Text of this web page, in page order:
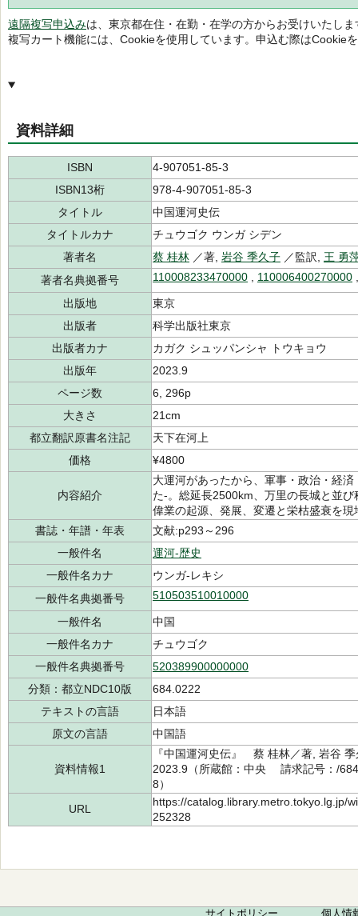
遠隔複写申込みは、東京都在住・在勤・在学の方からお受けいたしま
複写カート機能には、Cookieを使用しています。申込む際はCookie
資料詳細
ISBN
4-907051-85-3
ISBN13桁
978-4-907051-85-3
タイトル
中国運河史伝
タイトルカナ
チュウゴク ウンガ シデン
著者名
蔡 桂林 ／著, 岩谷 季久子 ／監訳, 王 勇
著者名典拠番号
110008233470000 110006400270000
出版地
東京
出版者
科学出版社東京
出版者カナ
カガク シュッパンシャ トウキョウ
出版年
2023.9
ページ数
6, 296p
大きさ
21cm
都立翻訳原書名注記
天下在河上
価格
¥4800
内容紹介
大運河があったから、軍事・政治・経
た-。総延長2500km、万里の長城と並
偉業の起源、発展、変遷と栄枯盛衰を現
書誌・年譜・年表
文献:p293～296
一般件名
運河-歴史
一般件名カナ
ウンガ-レキシ
一般件名典拠番号
510503510010000
一般件名
中国
一般件名カナ
チュウゴク
一般件名典拠番号
520389900000000
分類：都立NDC10版
684.0222
テキストの言語
日本語
原文の言語
中国語
資料情報1
『中国運河史伝』 蔡 桂林／著, 岩谷
2023.9（所蔵館：中央 請求記号：/
8）
URL
https://catalog.library.metro.tokyo.lg.jp/
252328
サイトポリシー 個人情